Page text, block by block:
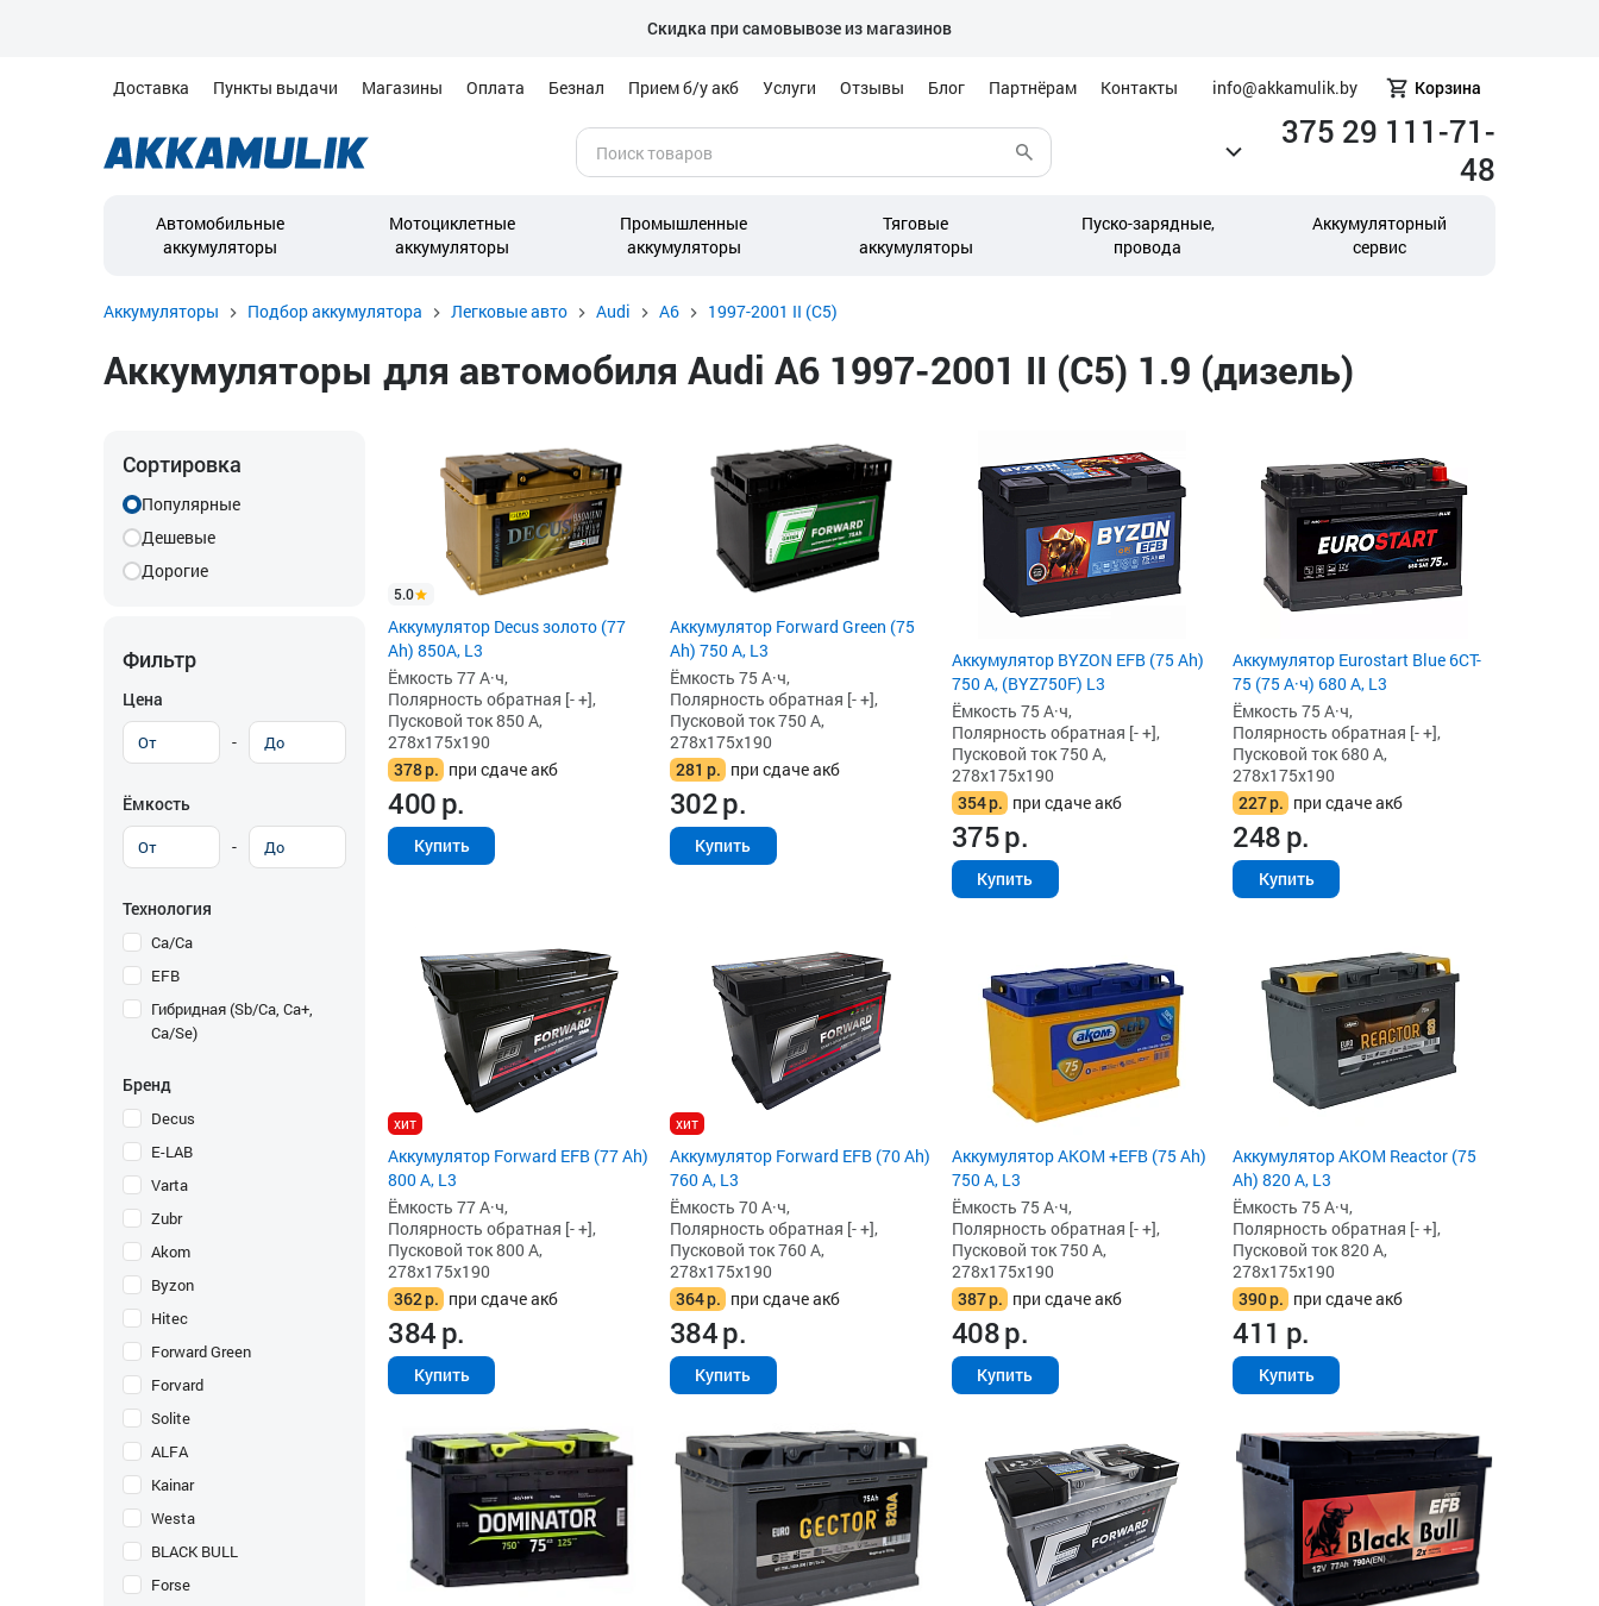
Скидка при самовывозе из магазинов
Доставка Пункты выдачи Магазины Оплата Безнал Прием б/у акб Услуги Отзывы Блог Партнёрам Контакты info@akkamulik.by Корзина
375 29 111-71-
48
Автомобильные
аккумуляторы
Мотоциклетные
аккумуляторы
Промышленные
аккумуляторы
Тяговые
аккумуляторы
Пуско-зарядные,
провода
Аккумуляторный
сервис
Аккумуляторы Подбор аккумулятора Легковые авто Audi A6 1997-2001 II (C5)
Аккумуляторы для автомобиля Audi A6 1997-2001 II (C5) 1.9 (дизель)
Сортировка
Популярные
Дешевые
Дорогие
Фильтр
Цена
-
Ёмкость
-
Технология
Ca/Ca
EFB
Гибридная (Sb/Ca, Ca+,
Ca/Se)
Бренд
Decus
E-LAB
Varta
Zubr
Akom
Byzon
Hitec
Forward Green
Forvard
Solite
ALFA
Kainar
Westa
BLACK BULL
Forse
5.0
Аккумулятор Decus золото (77
Ah) 850А, L3
Ёмкость 77 А·ч,
Полярность обратная [- +],
Пусковой ток 850 А,
278x175x190
378р. при сдаче акб
400р.
Купить
Аккумулятор Forward Green (75
Ah) 750 А, L3
Ёмкость 75 А·ч,
Полярность обратная [- +],
Пусковой ток 750 А,
278x175x190
281 р. при сдаче акб
302р.
Купить
Аккумулятор BYZON EFB (75 Ah)
750 А, (BYZ750F) L3
Ёмкость 75 А·ч,
Полярность обратная [- +],
Пусковой ток 750 А,
278x175x190
354р. при сдаче акб
375р.
Купить
Аккумулятор Eurostart Blue 6CT-
75 (75 А·ч) 680 А, L3
Ёмкость 75 А·ч,
Полярность обратная [- +],
Пусковой ток 680 А,
278x175x190
227р. при сдаче акб
248р.
Купить
хит
Аккумулятор Forward EFB (77 Ah)
800 А, L3
Ёмкость 77 А·ч,
Полярность обратная [- +],
Пусковой ток 800 А,
278x175x190
362р. при сдаче акб
384р.
Купить
хит
Аккумулятор Forward EFB (70 Ah)
760 А, L3
Ёмкость 70 А·ч,
Полярность обратная [- +],
Пусковой ток 760 А,
278x175x190
364р. при сдаче акб
384р.
Купить
Аккумулятор AKOM +EFB (75 Ah)
750 А, L3
Ёмкость 75 А·ч,
Полярность обратная [- +],
Пусковой ток 750 А,
278x175x190
387р. при сдаче акб
408р.
Купить
Аккумулятор AKOM Reactor (75
Ah) 820 А, L3
Ёмкость 75 А·ч,
Полярность обратная [- +],
Пусковой ток 820 А,
278x175x190
390р. при сдаче акб
411 р.
Купить